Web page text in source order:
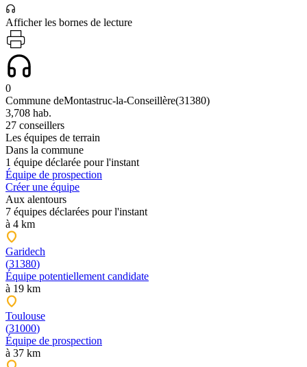
Afficher les bornes de lecture
0
Commune deMontastruc-la-Conseillère(31380)
3,708 hab.
27 conseillers
Les équipes de terrain
Dans la commune
1 équipe déclarée pour l'instant
Équipe de prospection
Créer une équipe
Aux alentours
7 équipes déclarées pour l'instant
à 4 km
Garidech
(31380)
Équipe potentiellement candidate
à 19 km
Toulouse
(31000)
Équipe de prospection
à 37 km